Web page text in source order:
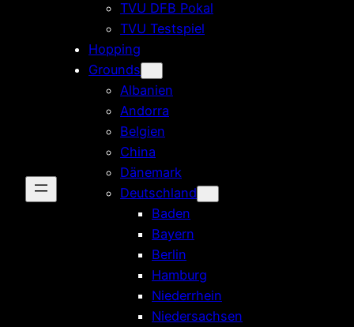
TVU DFB Pokal
TVU Testspiel
Hopping
Grounds
Albanien
Andorra
Belgien
China
Dänemark
Deutschland
Baden
Bayern
Berlin
Hamburg
Niederrhein
Niedersachsen